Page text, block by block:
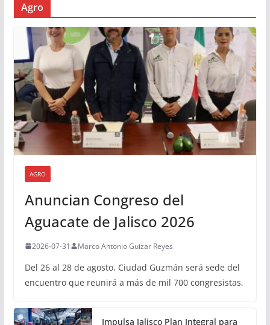
Agro
AGRO
Anuncian Congreso del
Aguacate de Jalisco 2026
2026-07-31 Marco Antonio Guizar Reyes
Del 26 al 28 de agosto, Ciudad Guzmán será sede del
encuentro que reunirá a más de mil 700 congresistas,
Impulsa Jalisco Plan Integral para